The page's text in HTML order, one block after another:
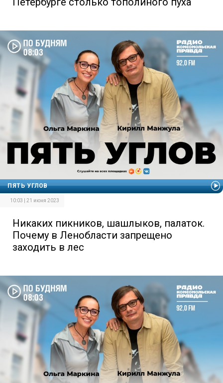
ПЯТЬ УГЛОВ
10:03 | 21 июня 2023
Никаких пикников, шашлыков, палаток.
Почему в Ленобласти запрещено
заходить в лес